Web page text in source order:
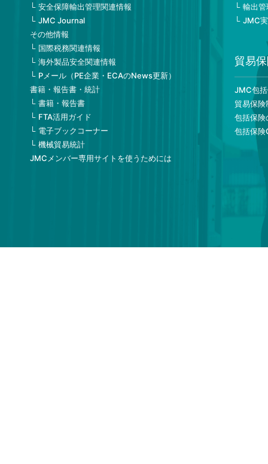
安全保障輸出管理関連情報
JMC Journal
その他情報
国際税務関連情報
海外製品安全関連情報
Pメール（PE企業・ECAのNews更新）
書籍・報告書・統計
書籍・報告書
FTA活用ガイド
電子ブックコーナー
機械貿易統計
JMCメンバー専用サイトを使うためには
輸出
JMC
貿易
JMC包
貿易保険
包括保険
包括保険